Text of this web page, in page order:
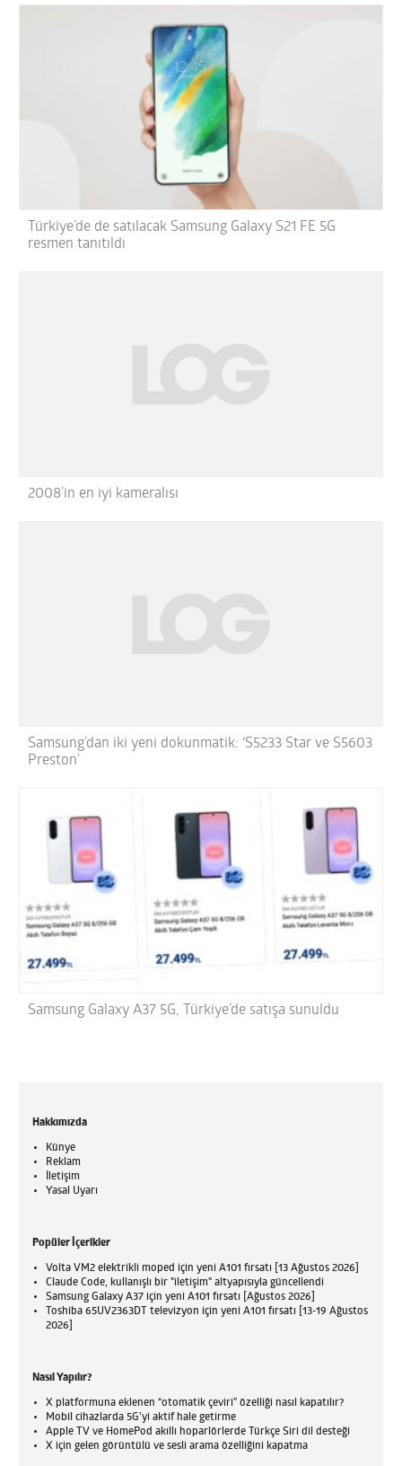
Türkiye’de de satılacak Samsung Galaxy S21 FE 5G
resmen tanıtıldı
2008’in en iyi kameralısı
Samsung’dan iki yeni dokunmatik: ‘S5233 Star ve S5603
Preston’
Samsung Galaxy A37 5G, Türkiye’de satışa sunuldu
Hakkımızda
Künye
Reklam
İletişim
Yasal Uyarı
Popüler İçerikler
Volta VM2 elektrikli moped için yeni A101 fırsatı [13 Ağustos 2026]
Claude Code, kullanışlı bir "iletişim" altyapısıyla güncellendi
Samsung Galaxy A37 için yeni A101 fırsatı [Ağustos 2026]
Toshiba 65UV2363DT televizyon için yeni A101 fırsatı [13-19 Ağustos
2026]
Nasıl Yapılır?
X platformuna eklenen “otomatik çeviri” özelliği nasıl kapatılır?
Mobil cihazlarda 5G’yi aktif hale getirme
Apple TV ve HomePod akıllı hoparlörlerde Türkçe Siri dil desteği
X için gelen görüntülü ve sesli arama özelliğini kapatma